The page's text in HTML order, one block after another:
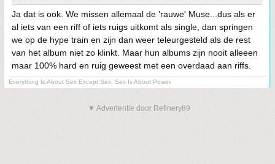
Ja dat is ook. We missen allemaal de 'rauwe' Muse...dus als er
al iets van een riff of iets ruigs uitkomt als single, dan springen
we op de hype train en zijn dan weer teleurgesteld als de rest
van het album niet zo klinkt. Maar hun albums zijn nooit alleeen
maar 100% hard en ruig geweest met een overdaad aan riffs.
Everything Is About Sex Except Sex. Sex Is About Power
▼ Advertentie door Refinery89